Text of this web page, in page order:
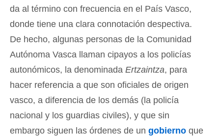
da al término con frecuencia en el País Vasco,
donde tiene una clara connotación despectiva.
De hecho, algunas personas de la Comunidad
Autónoma Vasca llaman cipayos a los policías
autonómicos, la denominada Ertzaintza, para
hacer referencia a que son oficiales de origen
vasco, a diferencia de los demás (la policía
nacional y los guardias civiles), y que sin
embargo siguen las órdenes de un gobierno que